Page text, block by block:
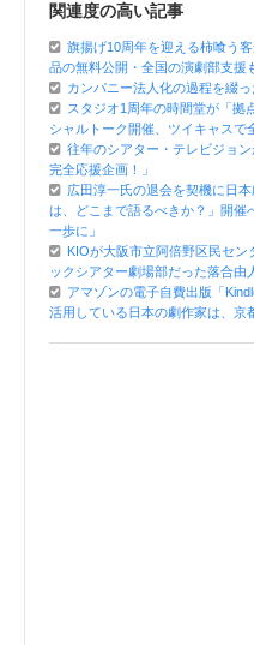
関連度の高い記事
旗揚げ10周年を迎える柿喰う
品の無料公開・全国の演劇部支援
カンパニー法人化の過程を綴
スタジオ1周年の時間堂が「拠
シャルトーク開催、ツイキャスで
往年のシアター・テレビジョ
完全応援企画！」
広田淳一氏の退会を契機に日
は、どこまで語るべきか？」開催
一歩に」
KIOが大阪市立阿倍野区民セン
ックシアター劇場部だった落合由
アマゾンの電子自費出版「
活用している日本の劇作家は、京